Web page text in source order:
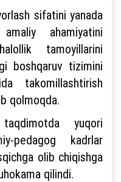
sifatini yanada
ahamiyatini
tamoyillarini
boshqaruv tizimini
takomillashtirish
qolmoqda.
yuqori
pedagog kadrlar
olib chiqishga
qilindi.